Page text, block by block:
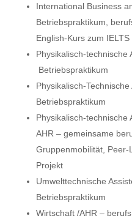
International Business
Betriebspraktikum,
English-Kurs zum IELTS
Physikalisch-technische
Betriebspraktikum
Physikalisch-
Betriebspraktikum
Physikalisch-technische
AHR – gemeinsame
Gruppenmobilität,
Projekt
Umwelttechnische
Betriebspraktikum
Wirtschaft /AHR –